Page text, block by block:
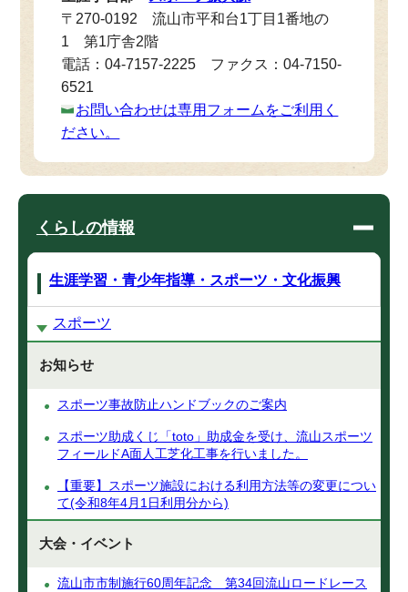
〒270-0192 流山市平和台1丁目1番地の
1 第1庁舎2階
電話：04-7157-2225 ファクス：04-7150-
6521
お問い合わせは専用フォームをご利用く
ださい。
くらしの情報
生涯学習・青少年指導・スポーツ・文化振興
スポーツ
お知らせ
スポーツ事故防止ハンドブックのご案内
スポーツ助成くじ「toto」助成金を受け、流山スポーツ
フィールドA面人工芝化工事を行いました。
【重要】スポーツ施設における利用方法等の変更につい
て(令和8年4月1日利用分から)
大会・イベント
流山市市制施行60周年記念 第34回流山ロードレース